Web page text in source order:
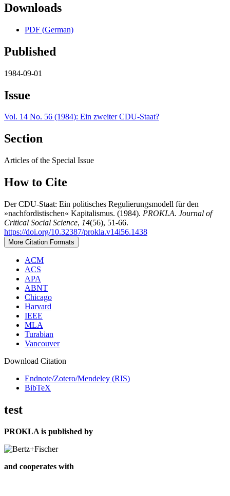
Downloads
PDF (German)
Published
1984-09-01
Issue
Vol. 14 No. 56 (1984): Ein zweiter CDU-Staat?
Section
Articles of the Special Issue
How to Cite
Der CDU-Staat: Ein politisches Regulierungsmodell für den
»nachfordistischen« Kapitalismus. (1984). PROKLA. Journal of
Critical Social Science, 14(56), 51-66.
https://doi.org/10.32387/prokla.v14i56.1438
More Citation Formats
ACM
ACS
APA
ABNT
Chicago
Harvard
IEEE
MLA
Turabian
Vancouver
Download Citation
Endnote/Zotero/Mendeley (RIS)
BibTeX
test
PROKLA is published by
and cooperates with